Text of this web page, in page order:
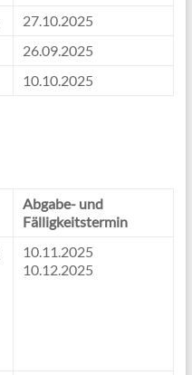
27.10.2025
26.09.2025
10.10.2025
Abgabe- und
Fälligkeitstermin
10.11.2025
10.12.2025